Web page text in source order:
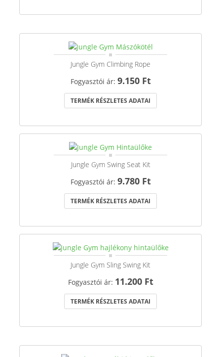
Jungle Gym Climbing Rope
Fogyasztói ár: 9.150 Ft
TERMÉK RÉSZLETES ADATAI
Jungle Gym Swing Seat Kit
Fogyasztói ár: 9.780 Ft
TERMÉK RÉSZLETES ADATAI
Jungle Gym Sling Swing Kit
Fogyasztói ár: 11.200 Ft
TERMÉK RÉSZLETES ADATAI